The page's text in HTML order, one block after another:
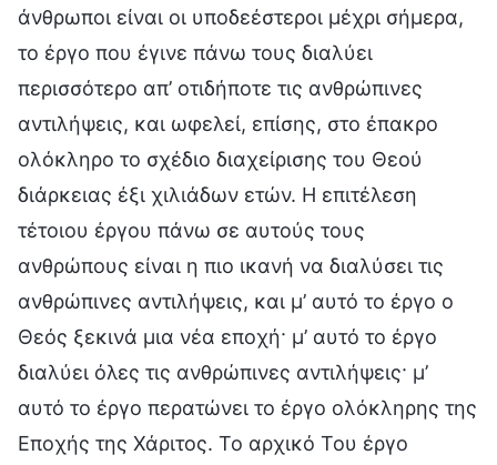
άνθρωποι είναι οι υποδεέστεροι μέχρι σήμερα,
το έργο που έγινε πάνω τους διαλύει
περισσότερο απ’ οτιδήποτε τις ανθρώπινες
αντιλήψεις, και ωφελεί, επίσης, στο έπακρο
ολόκληρο το σχέδιο διαχείρισης του Θεού
διάρκειας έξι χιλιάδων ετών. Η επιτέλεση
τέτοιου έργου πάνω σε αυτούς τους
ανθρώπους είναι η πιο ικανή να διαλύσει τις
ανθρώπινες αντιλήψεις, και μ’ αυτό το έργο ο
Θεός ξεκινά μια νέα εποχή· μ’ αυτό το έργο
διαλύει όλες τις ανθρώπινες αντιλήψεις· μ’
αυτό το έργο περατώνει το έργο ολόκληρης της
Εποχής της Χάριτος. Το αρχικό Του έργο